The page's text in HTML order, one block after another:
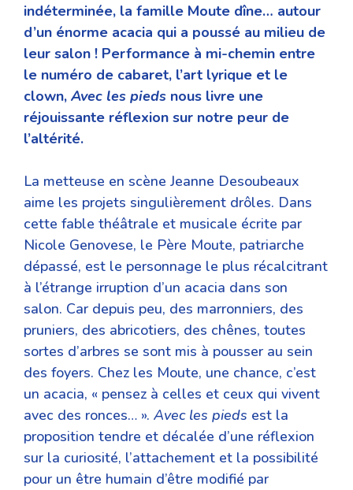
indéterminée, la famille Moute dîne… autour
d’un énorme acacia qui a poussé au milieu de
leur salon ! Performance à mi-chemin entre
le numéro de cabaret, l’art lyrique et le
clown, Avec les pieds nous livre une
réjouissante réflexion sur notre peur de
l’altérité.
La metteuse en scène Jeanne Desoubeaux
aime les projets singulièrement drôles. Dans
cette fable théâtrale et musicale écrite par
Nicole Genovese, le Père Moute, patriarche
dépassé, est le personnage le plus récalcitrant
à l’étrange irruption d’un acacia dans son
salon. Car depuis peu, des marronniers, des
pruniers, des abricotiers, des chênes, toutes
sortes d’arbres se sont mis à pousser au sein
des foyers. Chez les Moute, une chance, c’est
un acacia, « pensez à celles et ceux qui vivent
avec des ronces… ». Avec les pieds est la
proposition tendre et décalée d’une réflexion
sur la curiosité, l’attachement et la possibilité
pour un être humain d’être modifié par